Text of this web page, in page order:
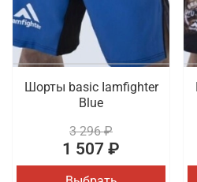
Шорты basic Iamfighter
Blue
3 296 ₽
1 507 ₽